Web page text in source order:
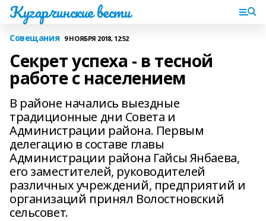
Кугарчинские вести
Совещания 9 НОЯБРЯ 2018, 12:52
Секрет успеха - в тесной
работе с населением
В районе начались выездные
традиционные дни Совета и
Администрации района. Первым
делегацию в составе главы
Администрации района Гайсы Янбаева,
его заместителей, руководителей
различных учреждений, предприятий и
организаций принял Волостновский
сельсовет.